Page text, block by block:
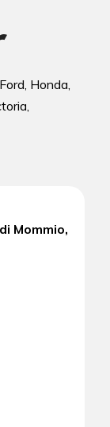
Honda,
Mommio,